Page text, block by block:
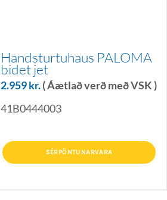
Handsturtuhaus PALOMA
bidet jet
2.959kr.( Áætlað verð með VSK )
41B0444003
SÉRPÖNTUNARVARA